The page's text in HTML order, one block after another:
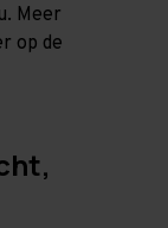
Meer
op de